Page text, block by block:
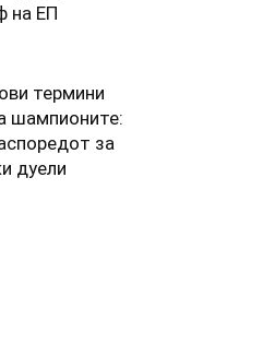
на ЕП
термини
шампионите:
за
дуели